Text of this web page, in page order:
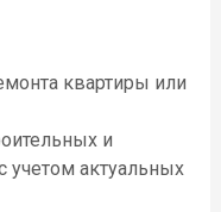
квартиры или
и
учетом актуальных